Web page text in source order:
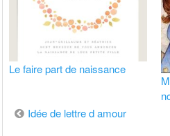
Le faire part de naissance
Navigation
Idée de lettre d amour